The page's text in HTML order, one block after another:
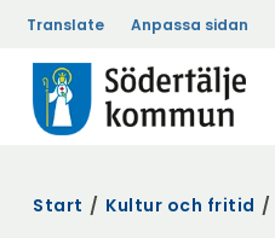
Translate Anpassa sidan
Start / Kultur och fritid /